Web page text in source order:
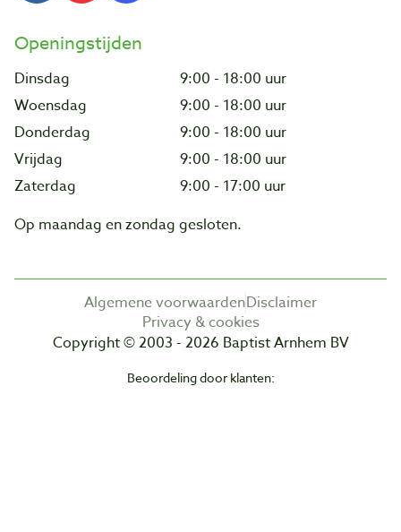
Openingstijden
Dinsdag
9:00 - 18:00 uur
Woensdag
9:00 - 18:00 uur
Donderdag
9:00 - 18:00 uur
Vrijdag
9:00 - 18:00 uur
Zaterdag
9:00 - 17:00 uur
Op maandag en zondag gesloten.
Algemene voorwaardenDisclaimer
Privacy & cookies
Copyright © 2003 - 2026 Baptist Arnhem BV
Beoordeling door klanten: